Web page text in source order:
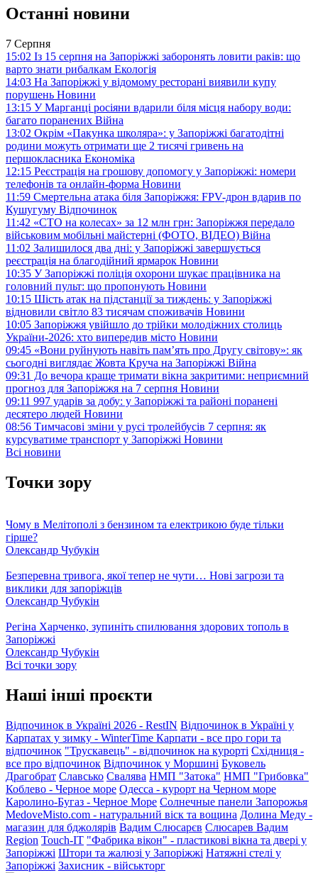
Останні новини
7 Серпня
15:02 Із 15 серпня на Запоріжжі заборонять ловити раків: що
варто знати рибалкам Екологія
14:03 На Запоріжжі у відомому ресторані виявили купу
порушень Новини
13:15 У Марганці росіяни вдарили біля місця набору води:
багато поранених Війна
13:02 Окрім «Пакунка школяра»: у Запоріжжі багатодітні
родини можуть отримати ще 2 тисячі гривень на
першокласника Економіка
12:15 Реєстрація на грошову допомогу у Запоріжжі: номери
телефонів та онлайн-форма Новини
11:59 Смертельна атака біля Запоріжжя: FPV-дрон вдарив по
Кушугуму Відпочинок
11:42 «СТО на колесах» за 12 млн грн: Запоріжжя передало
військовим мобільні майстерні (ФОТО, ВІДЕО) Війна
11:02 Залишилося два дні: у Запоріжжі завершується
реєстрація на благодійний ярмарок Новини
10:35 У Запоріжжі поліція охорони шукає працівника на
головний пульт: що пропонують Новини
10:15 Шість атак на підстанції за тиждень: у Запоріжжі
відновили світло 83 тисячам споживачів Новини
10:05 Запоріжжя увійшло до трійки молодіжних столиць
України-2026: хто випередив місто Новини
09:45 «Вони руйнують навіть пам’ять про Другу світову»: як
сьогодні виглядає Жовта Круча на Запоріжжі Війна
09:31 До вечора краще тримати вікна закритими: неприємний
прогноз для Запоріжжя на 7 серпня Новини
09:11 997 ударів за добу: у Запоріжжі та районі поранені
десятеро людей Новини
08:56 Тимчасові зміни у русі тролейбусів 7 серпня: як
курсуватиме транспорт у Запоріжжі Новини
Всі новини
Точки зору
Чому в Мелітополі з бензином та електрикою буде тільки
гірше?
Олександр Чубукін
Безперевна тривога, якої тепер не чути… Нові загрози та
виклики для запоріжців
Олександр Чубукін
Регіна Харченко, зупиніть спилювання здорових тополь в
Запоріжжі
Олександр Чубукін
Всі точки зору
Наші інші проєкти
Відпочинок в Україні 2026 - RestIN Відпочинок в Україні у
Карпатах у зимку - WinterTime Карпати - все про гори та
відпочинок "Трускавець" - відпочинок на курорті Східниця -
все про відпочинок Відпочинок у Моршині Буковель
Драгобрат Славсько Свалява НМП "Затока" НМП "Грибовка"
Коблево - Черное море Одесса - курорт на Черном море
Каролино-Бугаз - Черное Море Солнечные панели Запорожья
MedoveMisto.com - натуральний віск та вощина Долина Меду -
магазин для бджолярів Вадим Слюсарєв Слюсарев Вадим
Region Touch-IT "Фабрика вікон" - пластикові вікна та двері у
Запоріжжі Штори та жалюзі у Запоріжжі Натяжні стелі у
Запоріжжі Захисник - військторг